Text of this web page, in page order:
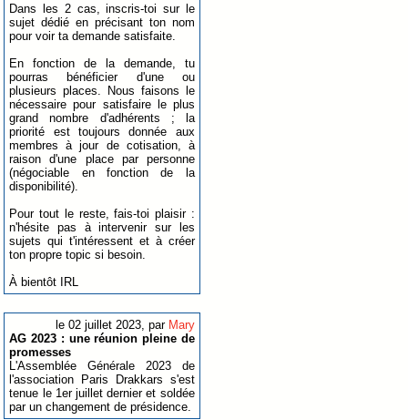
Dans les 2 cas, inscris-toi sur le
sujet dédié en précisant ton nom
pour voir ta demande satisfaite.
En fonction de la demande, tu
pourras bénéficier d'une ou
plusieurs places. Nous faisons le
nécessaire pour satisfaire le plus
grand nombre d'adhérents ; la
priorité est toujours donnée aux
membres à jour de cotisation, à
raison d'une place par personne
(négociable en fonction de la
disponibilité).
Pour tout le reste, fais-toi plaisir :
n'hésite pas à intervenir sur les
sujets qui t'intéressent et à créer
ton propre topic si besoin.
À bientôt IRL
le 02 juillet 2023, par Mary
AG 2023 : une réunion pleine de
promesses
L'Assemblée Générale 2023 de
l'association Paris Drakkars s'est
tenue le 1er juillet dernier et soldée
par un changement de présidence.